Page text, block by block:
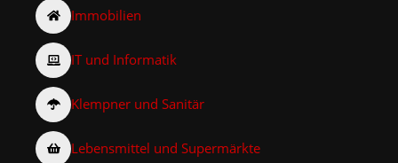
Immobilien
IT und Informatik
Klempner und Sanitär
Lebensmittel und Supermärkte